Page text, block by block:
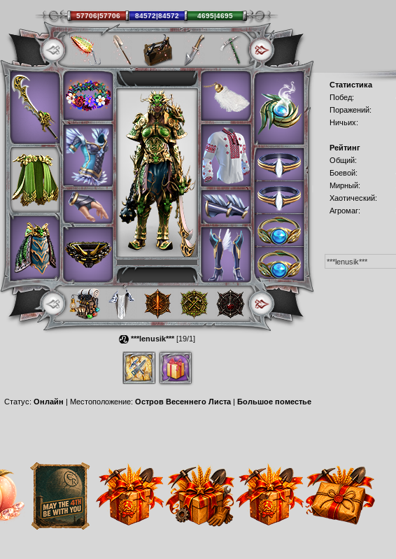
Статистика
Побед:
Поражений:
Ничьих:
Рейтинг
Общий:
Боевой:
Мирный:
Хаотический:
Агромаг:
Статус: Онлайн | Местоположение: Остров Весеннего Листа| Большое поместье
57706|57706 84572|84572 4695|4695
***lenusik*** [19/1]